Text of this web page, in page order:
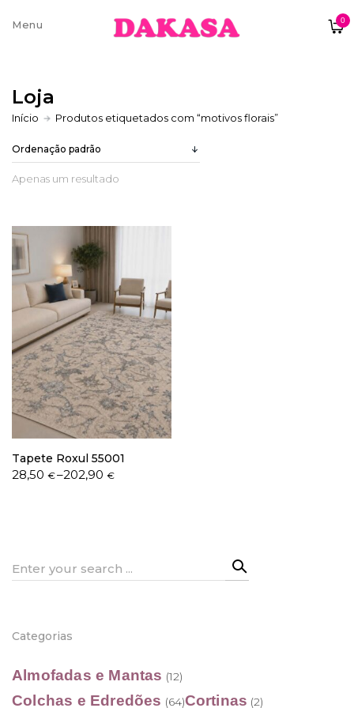
0
Sobre nós
Contatos e moradas
Termos e condições
Política de Privacidade
Loja
Início Produtos etiquetados com “motivos florais”
Apenas um resultado
Tapete Roxul 55001
28,50 €–202,90€
Price
Search
Categorias
Almofadas e Mantas (12)
Colchas e Edredões (64)Cortinas (2)